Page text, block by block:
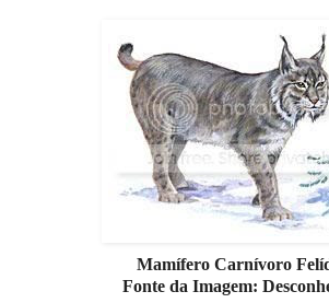
Mamífero Carnívoro
Fonte da Imagem: